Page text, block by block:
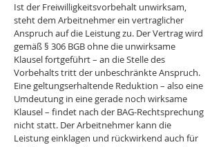
Ist der Freiwilligkeitsvorbehalt unwirksam,
steht dem Arbeitnehmer ein vertraglicher
Anspruch auf die Leistung zu. Der Vertrag wird
gemäß § 306 BGB ohne die unwirksame
Klausel fortgeführt – an die Stelle des
Vorbehalts tritt der unbeschränkte Anspruch.
Eine geltungserhaltende Reduktion – also eine
Umdeutung in eine gerade noch wirksame
Klausel – findet nach der BAG-Rechtsprechung
nicht statt. Der Arbeitnehmer kann die
Leistung einklagen und rückwirkend auch für